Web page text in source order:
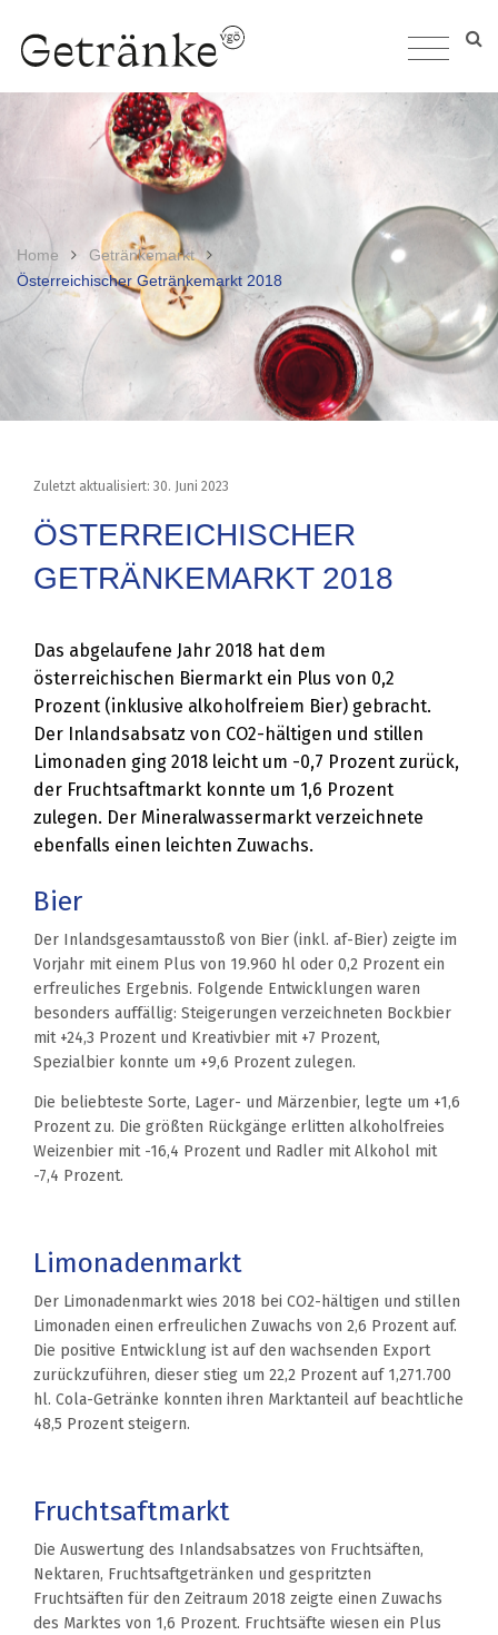
Home
Getränkemarkt
Österreichischer Getränkemarkt 2018
Zuletzt aktualisiert: 30. Juni 2023
ÖSTERREICHISCHER
GETRÄNKEMARKT 2018
Das abgelaufene Jahr 2018 hat dem
österreichischen Biermarkt ein Plus von 0,2
Prozent (inklusive alkoholfreiem Bier) gebracht.
Der Inlandsabsatz von CO2-hältigen und stillen
Limonaden ging 2018 leicht um -0,7 Prozent zurück,
der Fruchtsaftmarkt konnte um 1,6 Prozent
zulegen. Der Mineralwassermarkt verzeichnete
ebenfalls einen leichten Zuwachs.
Bier
Der Inlandsgesamtausstoß von Bier (inkl. af-Bier) zeigte im
Vorjahr mit einem Plus von 19.960 hl oder 0,2 Prozent ein
erfreuliches Ergebnis. Folgende Entwicklungen waren
besonders auffällig: Steigerungen verzeichneten Bockbier
mit +24,3 Prozent und Kreativbier mit +7 Prozent,
Spezialbier konnte um +9,6 Prozent zulegen.
Die beliebteste Sorte, Lager- und Märzenbier, legte um +1,6
Prozent zu. Die größten Rückgänge erlitten alkoholfreies
Weizenbier mit -16,4 Prozent und Radler mit Alkohol mit
-7,4 Prozent.
Limonadenmarkt
Der Limonadenmarkt wies 2018 bei CO2-hältigen und stillen
Limonaden einen erfreulichen Zuwachs von 2,6 Prozent auf.
Die positive Entwicklung ist auf den wachsenden Export
zurückzuführen, dieser stieg um 22,2 Prozent auf 1,271.700
hl. Cola-Getränke konnten ihren Marktanteil auf beachtliche
48,5 Prozent steigern.
Fruchtsaftmarkt
Die Auswertung des Inlandsabsatzes von Fruchtsäften,
Nektaren, Fruchtsaftgetränken und gespritzten
Fruchtsäften für den Zeitraum 2018 zeigte einen Zuwachs
des Marktes von 1,6 Prozent. Fruchtsäfte wiesen ein Plus